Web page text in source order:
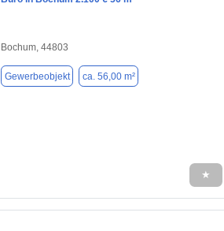
Bochum, 44803
Gewerbeobjekt ca. 56,00 m²
★